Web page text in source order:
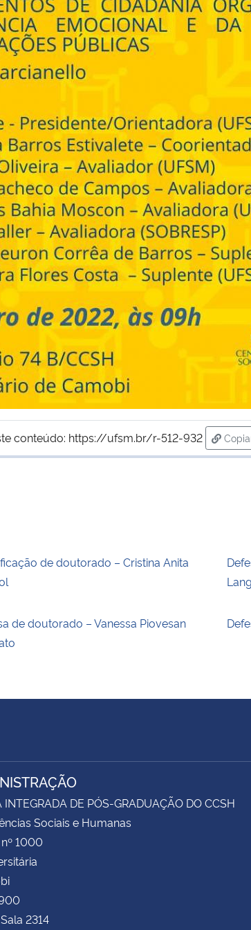
conteúdo: https://ufsm.br/r-512-932
de doutorado – Cristina Anita
de doutorado – Vanessa Piovesan
INTEGRADA DE PÓS-GRADUAÇÃO DO CCSH
Sociais e Humanas
1000
2314